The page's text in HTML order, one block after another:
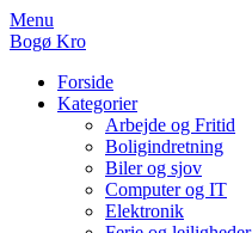
Skip
to
Menu
Bogø Kro
Forside
Kategorier
Arbejde og Fritid
Boligindretning
Biler og sjov
Computer og IT
Elektronik